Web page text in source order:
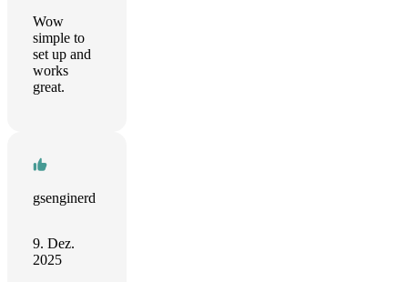
Wow
simple to
set up and
works
great.
gsenginerd
9. Dez.
2025